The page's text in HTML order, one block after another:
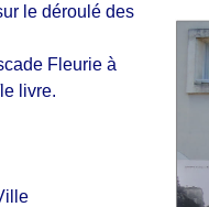
le déroulé des
Fleurie à
livre.